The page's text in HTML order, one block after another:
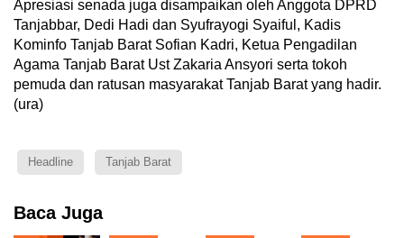
Apresiasi senada juga disampaikan oleh Anggota DPRD
Tanjabbar, Dedi Hadi dan Syufrayogi Syaiful, Kadis
Kominfo Tanjab Barat Sofian Kadri, Ketua Pengadilan
Agama Tanjab Barat Ust Zakaria Ansyori serta tokoh
pemuda dan ratusan masyarakat Tanjab Barat yang hadir.
(ura)
Headline Tanjab Barat
Baca Juga